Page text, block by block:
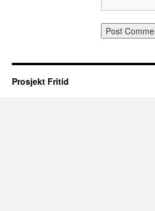
Prosjekt Fritid